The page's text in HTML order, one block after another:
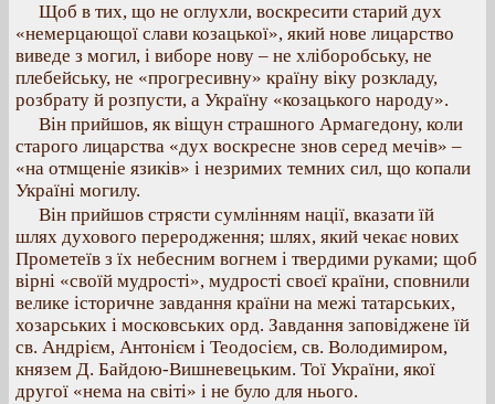
Щоб в тих, що не оглухли, воскресити старий дух
«немерцающої слави козацької», який нове лицарство
виведе з могил, і виборе нову – не хліборобську, не
плебейську, не «прогресивну» країну віку розкладу,
розбрату й розпусти, а Україну «козацького народу».
Він прийшов, як віщун страшного Армагедону, коли
старого лицарства «дух воскресне знов серед мечів» –
«на отмщеніе язиків» і незримих темних сил, що копали
Україні могилу.
Він прийшов стрясти сумлінням нації, вказати їй
шлях духового переродження; шлях, який чекає нових
Прометеїв з їх небесним вогнем і твердими руками; щоб
вірні «своїй мудрості», мудрості своєї країни, сповнили
велике історичне завдання країни на межі татарських,
хозарських і московських орд. Завдання заповіджене їй
св. Андрієм, Антонієм і Теодосієм, св. Володимиром,
князем Д. Байдою-Вишневецьким. Тої України, якої
другої «нема на світі» і не було для нього.